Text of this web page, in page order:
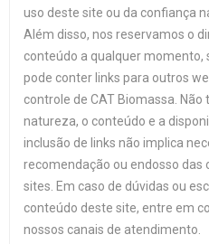
uso deste site ou da confiança
Além disso, nos reservamos o
conteúdo a qualquer momento,
pode conter links para outros
controle de CAT Biomassa.
natureza, o conteúdo e a
inclusão de links não implica
recomendação ou endosso das
sites. Em caso de dúvidas ou
conteúdo deste site, entre em
nossos canais de atendimento.